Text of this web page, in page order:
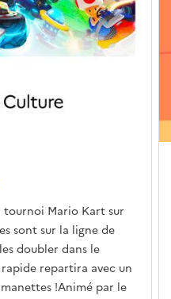
tournoi Mario Kart sur
sont sur la ligne de
doubler dans le
repartira avec un
!Animé par le